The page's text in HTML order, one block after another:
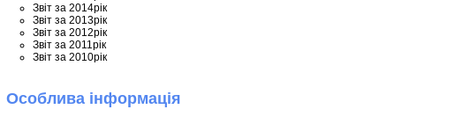
Звіт за 2014рік
Звіт за 2013рік
Звіт за 2012рік
Звіт за 2011рік
Звіт за 2010рік
Особлива інформація